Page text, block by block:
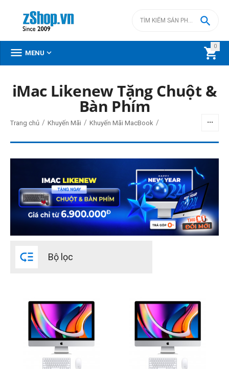
0


 MENU 
đ– đ
27500000đ
2017
2015
2014
2013
iMac Likenew Tặng Chuột &
Bàn Phím
Trang chủ / Khuyến Mãi / Khuyến Mãi MacBook /
 Bộ lọc